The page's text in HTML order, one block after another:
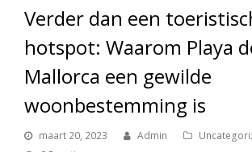
Verder dan een
hotspot: Waarom Playa
Mallorca een gewilde
woonbestemming is
maart 20, 2023 Admin